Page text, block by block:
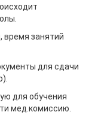
время занятий
для сдачи
для обучения
мед.комиссию.